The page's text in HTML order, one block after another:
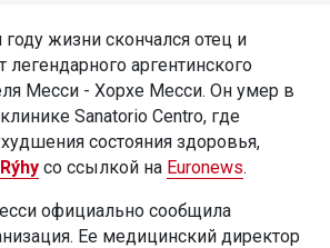
жизни скончался отец и
легендарного аргентинского
Месси - Хорхе Месси. Он умер в
Sanatorio Centro, где
состояния здоровья,
со ссылкой на Euronews.
официально сообщила
Ее медицинский директор